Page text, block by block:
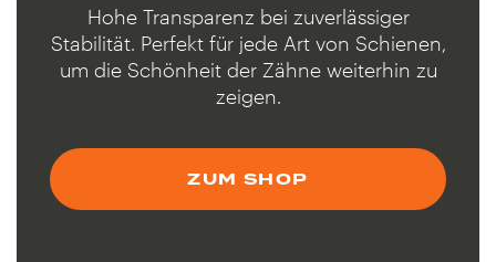
Hohe Transparenz bei zuverlässiger
Stabilität. Perfekt für jede Art von Schienen,
um die Schönheit der Zähne weiterhin zu
zeigen.
ZUM SHOP